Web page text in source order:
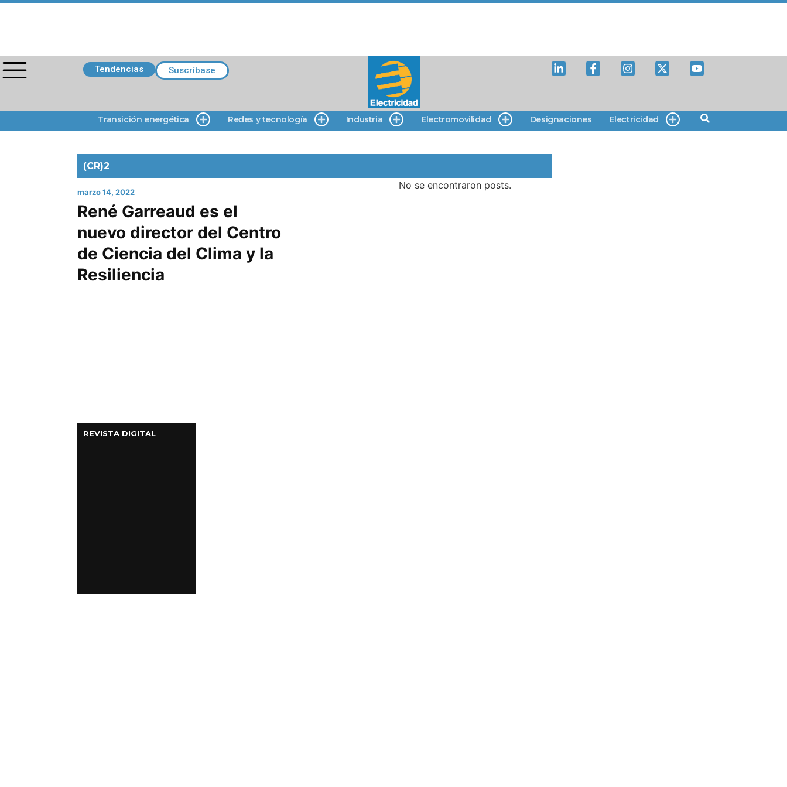
Tendencias Suscríbase
Transición energética Redes y tecnología Industria Electromovilidad Designaciones Electricidad
(CR)2
marzo 14, 2022
René Garreaud es el
nuevo director del Centro
de Ciencia del Clima y la
Resiliencia
No se encontraron posts.
REVISTA DIGITAL